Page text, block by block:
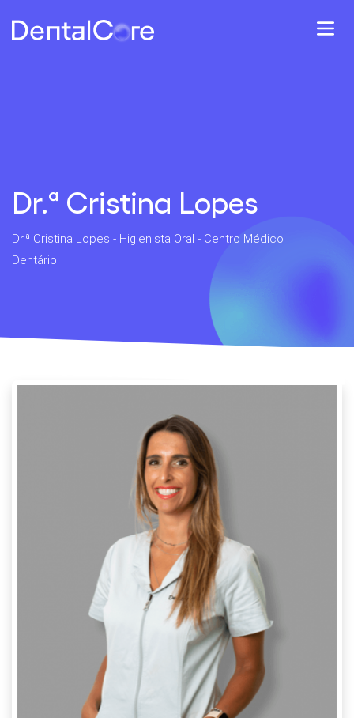
Dr.ª Cristina Lopes
Dr.ª Cristina Lopes - Higienista Oral - Centro Médico
Dentário